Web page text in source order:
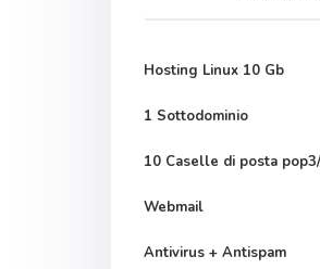
Hosting Linux 10 Gb
1 Sottodominio
10 Caselle di posta
Webmail
Antivirus + Antispam